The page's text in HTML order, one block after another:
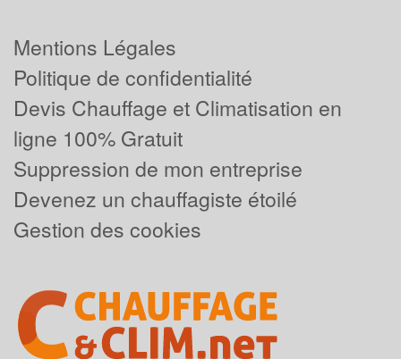
Mentions Légales
Politique de confidentialité
Devis Chauffage et Climatisation en
ligne 100% Gratuit
Suppression de mon entreprise
Devenez un chauffagiste étoilé
Gestion des cookies